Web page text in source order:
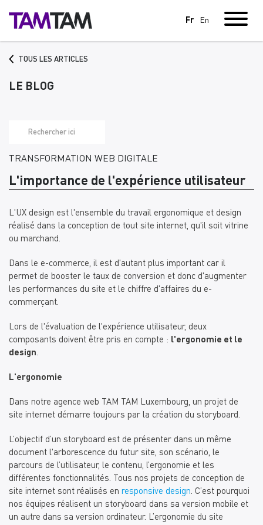
Fr En
TOUS LES ARTICLES
LE BLOG
TRANSFORMATION WEB DIGITALE
L'importance de l'expérience utilisateur
L'UX design est l'ensemble du travail ergonomique et design
réalisé dans la conception de tout site internet, qu'il soit vitrine
ou marchand.
Dans le e-commerce, il est d'autant plus important car il
permet de booster le taux de conversion et donc d'augmenter
les performances du site et le chiffre d'affaires du e-
commerçant.
Lors de l'évaluation de l'expérience utilisateur, deux
composants doivent être pris en compte : l'ergonomie et le
design.
L'ergonomie
Dans notre agence web TAM TAM Luxembourg, un projet de
site internet démarre toujours par la création du storyboard.
L’objectif d’un storyboard est de présenter dans un même
document l'arborescence du futur site, son scénario, le
parcours de l’utilisateur, le contenu, l’ergonomie et les
différentes fonctionnalités. Tous nos projets de conception de
site internet sont réalisés en responsive design. C’est pourquoi
nos équipes réalisent un storyboard dans sa version mobile et
un autre dans sa version ordinateur. L’ergonomie du site